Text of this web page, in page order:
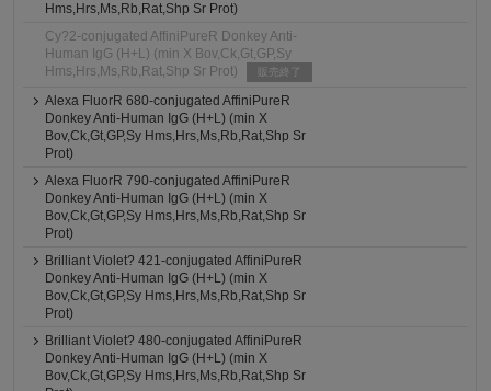
Hms,Hrs,Ms,Rb,Rat,Shp Sr Prot)
Cy?2-conjugated AffiniPureR Donkey Anti-
Human IgG (H+L) (min X Bov,Ck,Gt,GP,Sy
Hms,Hrs,Ms,Rb,Rat,Shp Sr Prot)
販売終了
Alexa FluorR 680-conjugated AffiniPureR
Donkey Anti-Human IgG (H+L) (min X
Bov,Ck,Gt,GP,Sy Hms,Hrs,Ms,Rb,Rat,Shp Sr
Prot)
Alexa FluorR 790-conjugated AffiniPureR
Donkey Anti-Human IgG (H+L) (min X
Bov,Ck,Gt,GP,Sy Hms,Hrs,Ms,Rb,Rat,Shp Sr
Prot)
Brilliant Violet? 421-conjugated AffiniPureR
Donkey Anti-Human IgG (H+L) (min X
Bov,Ck,Gt,GP,Sy Hms,Hrs,Ms,Rb,Rat,Shp Sr
Prot)
Brilliant Violet? 480-conjugated AffiniPureR
Donkey Anti-Human IgG (H+L) (min X
Bov,Ck,Gt,GP,Sy Hms,Hrs,Ms,Rb,Rat,Shp Sr